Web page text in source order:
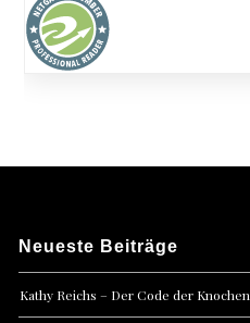
Neueste Beiträge
Kathy Reichs – Der Code der Knochen